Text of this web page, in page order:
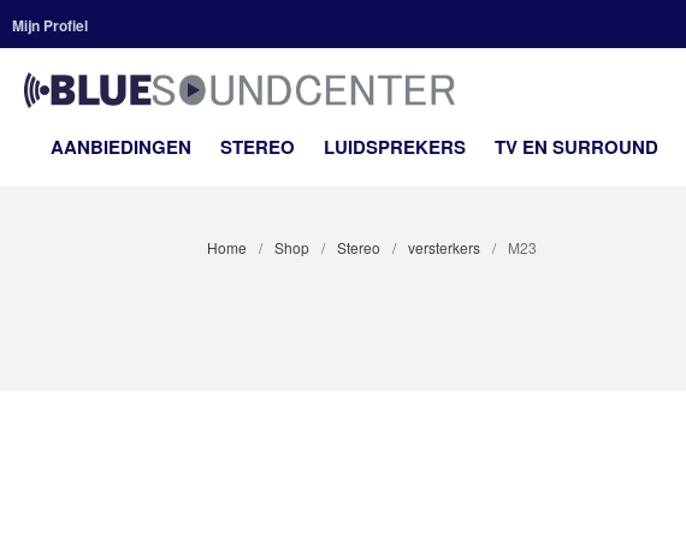
Mijn Profiel
AANBIEDINGEN STEREO LUIDSPREKERS TV EN SURROUND
Home / Shop / Stereo / versterkers / M23